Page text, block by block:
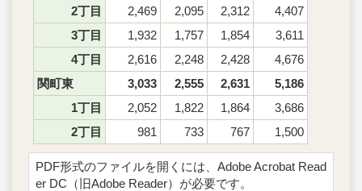
2丁目
2,469 2,095 2,312
4,407
3丁目
1,932 1,757 1,854
3,611
4丁目
2,616 2,248 2,428
4,676
関町東
3,033 2,555 2,631
5,186
1丁目
2,052 1,822 1,864
3,686
2丁目
981 733 767 1,500
PDF形式のファイルを開くには、Adobe Acrobat Read
er DC（旧Adobe Reader）が必要です。